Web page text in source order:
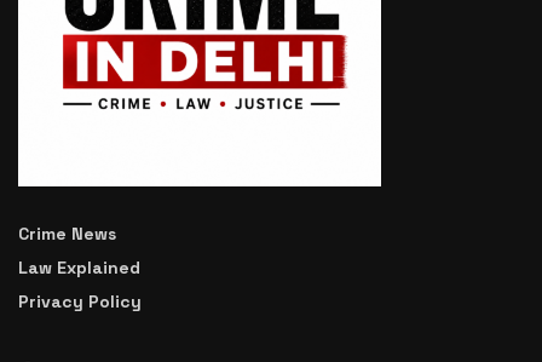
Crime News
Law Explained
Privacy Policy